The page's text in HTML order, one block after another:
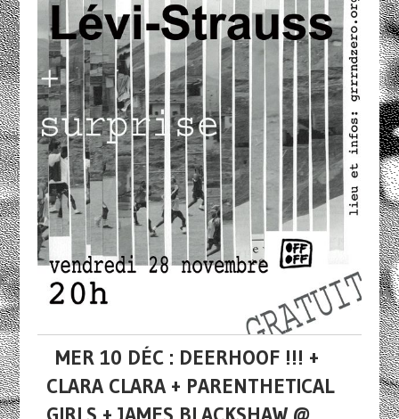
MER 10 DÉC : DEERHOOF !!! +
CLARA CLARA + PARENTHETICAL